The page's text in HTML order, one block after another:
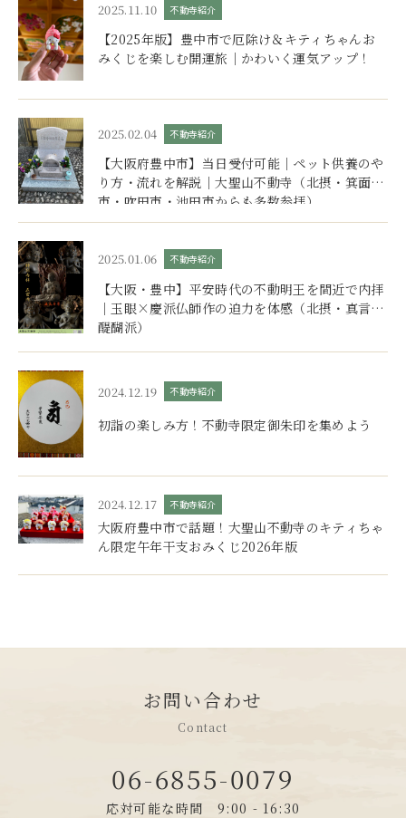
2025.11.10 不動寺紹介
【2025年版】豊中市で厄除け＆キティちゃんお
みくじを楽しむ開運旅｜かわいく運気アップ！
2025.02.04 不動寺紹介
【大阪府豊中市】当日受付可能｜ペット供養のや
り方・流れを解説｜大聖山不動寺（北摂・箕面
市・吹田市・池田市からも多数参拝）
2025.01.06 不動寺紹介
【大阪・豊中】平安時代の不動明王を間近で内拝
｜玉眼×慶派仏師作の迫力を体感（北摂・真言宗
醍醐派）
2024.12.19 不動寺紹介
初詣の楽しみ方！不動寺限定御朱印を集めよう
2024.12.17 不動寺紹介
大阪府豊中市で話題！大聖山不動寺のキティちゃ
ん限定午年干支おみくじ2026年版
お問い合わせ
Contact
06-6855-0079
応対可能な時間 9:00 - 16:30